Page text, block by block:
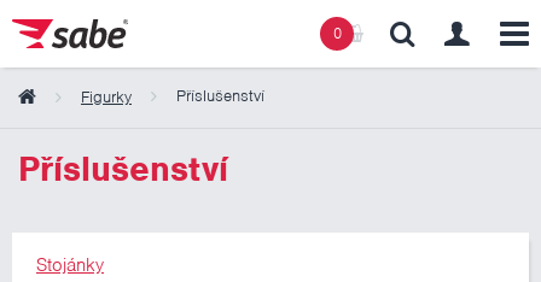
0
Figurky Příslušenství
Příslušenství
Stojánky
Obsah košíku